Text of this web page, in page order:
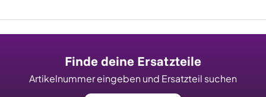
Finde deine Ersatzteile
Artikelnummer eingeben und Ersatzteil suchen